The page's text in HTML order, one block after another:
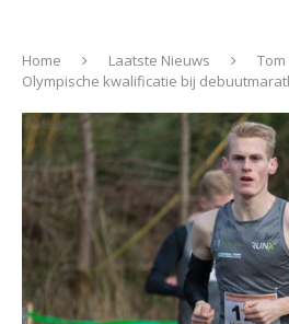
Home Laatste Nieuws
Olympische kwalificatie bij